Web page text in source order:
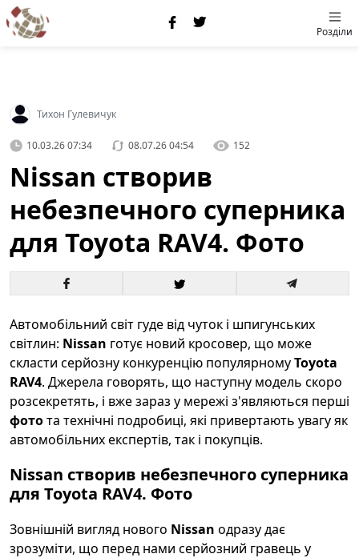
Розділи
Тихон Гулевичук
10.03.26 07:34 08.07.26 04:54 152
Nissan створив
небезпечного суперника
для Toyota RAV4. Фото
Автомобільний світ гуде від чуток і шпигунських
світлин: Nissan готує новий кросовер, що може
скласти серйозну конкуренцію популярномуToyota
RAV4. Джерела говорять, що наступну модель скоро
розсекретять, і вже зараз у мережі з'являються перші
фотота технічні подробиці, які привертають увагу як
автомобільних експертів, так і покупців.
Nissan створив небезпечного суперника
для Toyota RAV4. Фото
Зовнішній вигляд нового Nissan одразу дає
зрозуміти, що перед нами серйозний гравець у